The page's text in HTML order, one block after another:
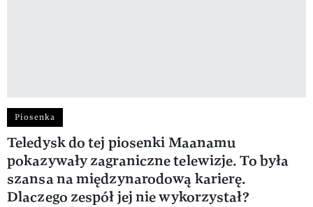
Piosenka
Teledysk do tej piosenki Maanamu
pokazywały zagraniczne telewizje. To była
szansa na międzynarodową karierę.
Dlaczego zespół jej nie wykorzystał?